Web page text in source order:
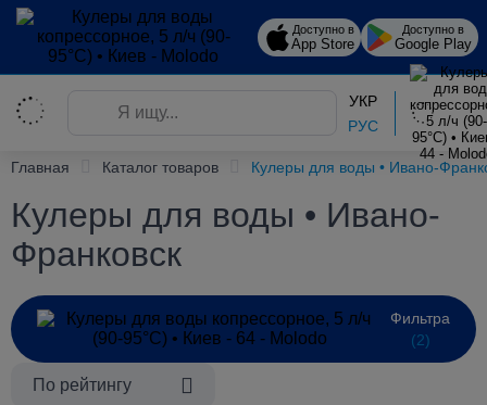
Доступно в
App Store
Доступно в
Google Play
УКР
РУС
Главная Каталог товаров Кулеры для воды • Ивано-
Кулеры для воды • Ивано-
Франковск
Фильтра
(2)
По рейтингу